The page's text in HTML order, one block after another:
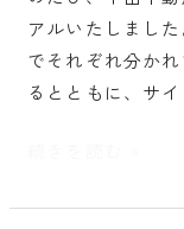
流
す
アルいたしまし
でそれぞれ分か
るとともに、サイ
ト
リ
ニ
ル